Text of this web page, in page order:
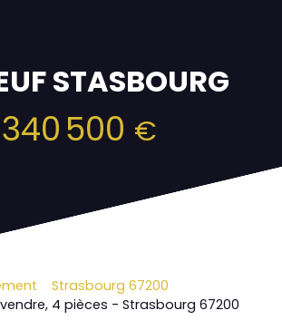
STASBOURG
340 500 €
Strasbourg 67200
4 pièces - Strasbourg 67200